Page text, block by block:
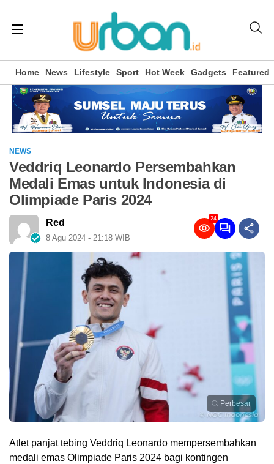
Home News Lifestyle Sport Hot Week Gadgets Featured
NEWS
Veddriq Leonardo Persembahkan
Medali Emas untuk Indonesia di
Olimpiade Paris 2024
Red
8 Agu 2024 - 21:18 WIB
24
Perbesar
Atlet panjat tebing Veddriq Leonardo mempersembahkan
medali emas Olimpiade Paris 2024 bagi kontingen